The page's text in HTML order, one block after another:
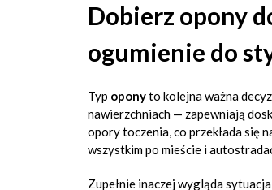
Dobierz opony
ogumienie do
Typ oponyto kolejna ważna
nawierzchniach — zapewniają
opory toczenia, co przekłada się
wszystkim po mieście i
Zupełnie inaczej wygląda